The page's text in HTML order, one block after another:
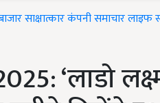
साक्षात्कारकंपनी समाचारलाइफ
‘लाडो